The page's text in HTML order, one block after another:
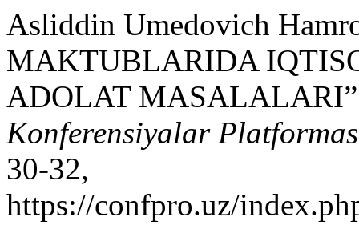
Asliddin Umedovich
MAKTUBLARIDA
ADOLAT
Konferensiyalar
30-32,
https://confpro.uz/